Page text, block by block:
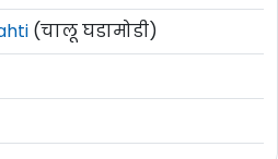
(चालू घडामोडी)